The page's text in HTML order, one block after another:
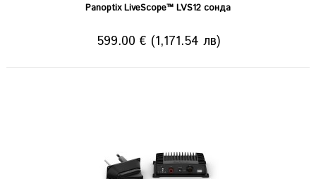
Panoptix LiveScope™ LVS12 сонда
599.00 € (1,171.54 лв)